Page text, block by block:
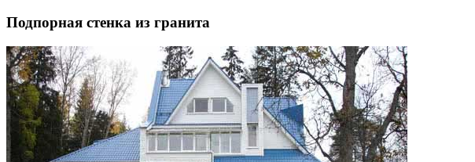
Подпорная стенка из гранита